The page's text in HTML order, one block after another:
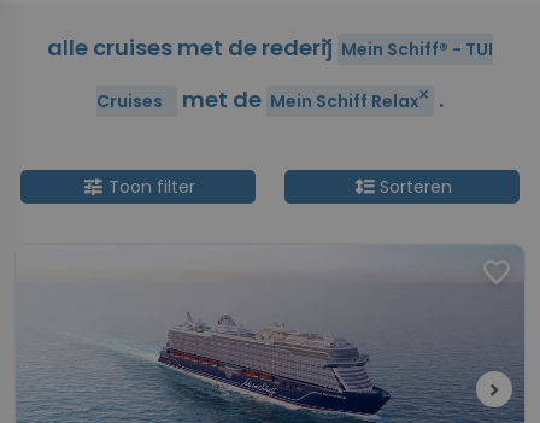
alle cruises met de rederij Mein Schiff® - TUI
Cruises
close
met de Mein Schiff Relaxclose .
tune Toon filter format_line_spacingSorteren
favorite
chevron_right